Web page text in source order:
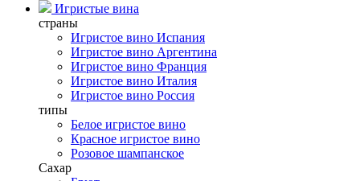
Игристые вина
страны
Игристое вино Испания
Игристое вино Аргентина
Игристое вино Франция
Игристое вино Италия
Игристое вино Россия
типы
Белое игристое вино
Красное игристое вино
Розовое шампанское
Сахар